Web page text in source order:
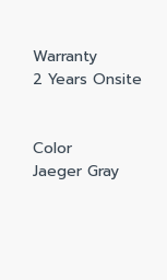
Warranty
2 Years Onsite
Color
Jaeger Gray